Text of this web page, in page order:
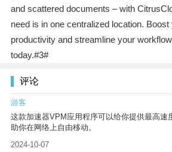
and scattered documents – with
need is in one centralized location.
productivity and streamline your
today.#3#
评论
游客
这款加速器VPM应用程序可以给你提供最高速
助你在网络上自由移动。
2024-10-07